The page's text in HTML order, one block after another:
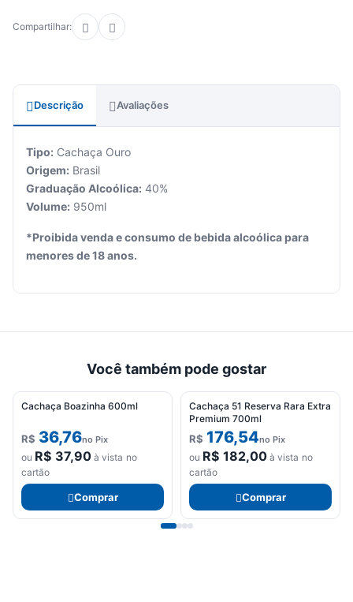
Seu
Compartilhar:
Descrição Avaliações
Tipo: Cachaça Ouro
Origem: Brasil
Graduação Alcoólica: 40%
Volume: 950ml
*Proibida venda e consumo de bebida alcoólica para
menores de 18 anos.
Você também pode gostar
Cachaça Boazinha 600ml
R$ 36,76no Pix
ou R$ 37,90à vista no
cartão
Comprar
Cachaça 51 Reserva Rara Extra
Premium 700ml
R$ 176,54no Pix
ou R$ 182,00à vista no
cartão
Comprar